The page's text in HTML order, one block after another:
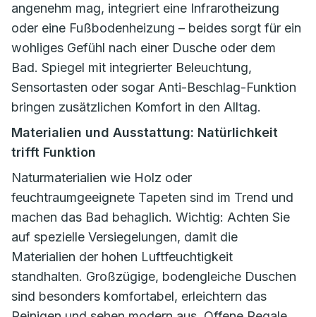
angenehm mag, integriert eine Infrarotheizung
oder eine Fußbodenheizung – beides sorgt für ein
wohliges Gefühl nach einer Dusche oder dem
Bad. Spiegel mit integrierter Beleuchtung,
Sensortasten oder sogar Anti-Beschlag-Funktion
bringen zusätzlichen Komfort in den Alltag.
Materialien und Ausstattung: Natürlichkeit
trifft Funktion
Naturmaterialien wie Holz oder
feuchtraumgeeignete Tapeten sind im Trend und
machen das Bad behaglich. Wichtig: Achten Sie
auf spezielle Versiegelungen, damit die
Materialien der hohen Luftfeuchtigkeit
standhalten. Großzügige, bodengleiche Duschen
sind besonders komfortabel, erleichtern das